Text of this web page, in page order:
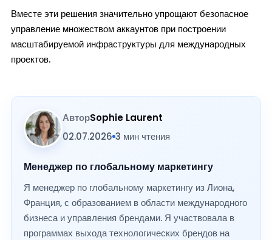
Вместе эти решения значительно упрощают безопасное
управление множеством аккаунтов при построении
масштабируемой инфраструктуры для международных
проектов.
АвторSophie Laurent
02.07.2026 3 мин чтения
Менеджер по глобальному маркетингу
Я менеджер по глобальному маркетингу из Лиона,
Франция, с образованием в области международного
бизнеса и управления брендами. Я участвовала в
программах выхода технологических брендов на